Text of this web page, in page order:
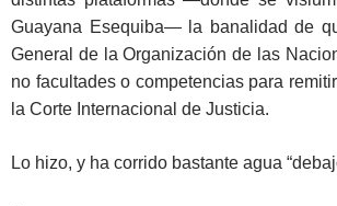
Guayana Esequiba— la banalidad de
General de la Organización de las
no facultades o competencias para
la Corte Internacional de Justicia.
Lo hizo, y ha corrido bastante agua